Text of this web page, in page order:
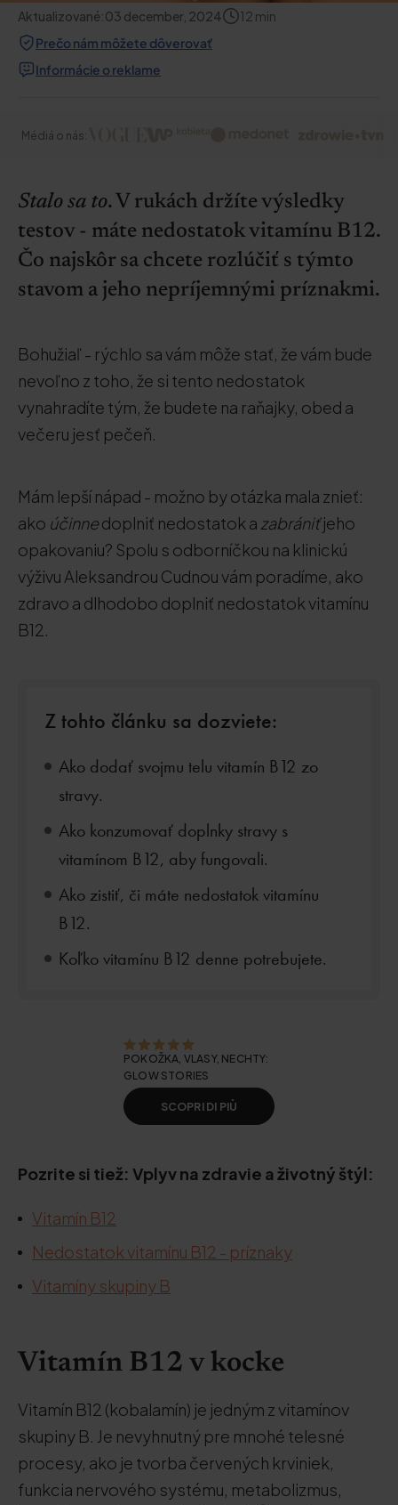
Aktualizované:03 december, 2024 12 min
Prečo nám môžete dôverovať
Informácie o reklame
Médiá o nás:
Stalo sa to. V rukách držíte výsledky
testov - máte nedostatok vitamínu B12.
Čo najskôr sa chcete rozlúčiť s týmto
stavom a jeho nepríjemnými príznakmi.
Bohužiaľ - rýchlo sa vám môže stať, že vám bude
nevoľno z toho, že si tento nedostatok
vynahradíte tým, že budete na raňajky, obed a
večeru jesť pečeň.
Mám lepší nápad - možno by otázka mala znieť:
ako účinnedoplniť nedostatok a zabrániťjeho
opakovaniu? Spolu s odborníčkou na klinickú
výživu Aleksandrou Cudnou vám poradíme, ako
zdravo a dlhodobo doplniť nedostatok vitamínu
B12.
Z tohto článku sa dozviete:
Ako dodať svojmu telu vitamín B12 zo
stravy.
Ako konzumovať doplnky stravy s
vitamínom B12, aby fungovali.
Ako zistiť, či máte nedostatok vitamínu
B12.
Koľko vitamínu B12 denne potrebujete.
POKOŽKA, VLASY, NECHTY:
GLOW STORIES
SCOPRI DI PIÙ
Pozrite si tiež: Vplyv na zdravie a životný štýl:
Vitamín B12
Nedostatok vitamínu B12 - príznaky
Vitamíny skupiny B
Vitamín B12 v kocke
Vitamín B12 (kobalamín) je jedným z vitamínov
skupiny B. Je nevyhnutný pre mnohé telesné
procesy, ako je tvorba červených krviniek,
funkcia nervového systému, metabolizmus,